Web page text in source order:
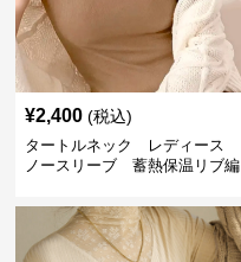
¥2,400 (税込)
タートルネック レディース
ノースリーブ 蓄熱保温リブ編
用肌着